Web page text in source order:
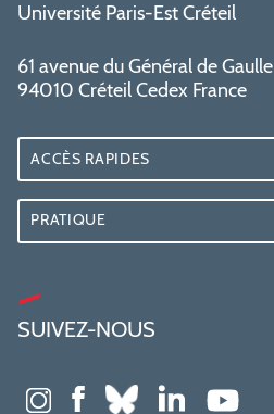
Université Paris-Est Créteil
61 avenue du Général de Gaulle
94010 Créteil Cedex France
ACCÈS RAPIDES
PRATIQUE
SUIVEZ-NOUS